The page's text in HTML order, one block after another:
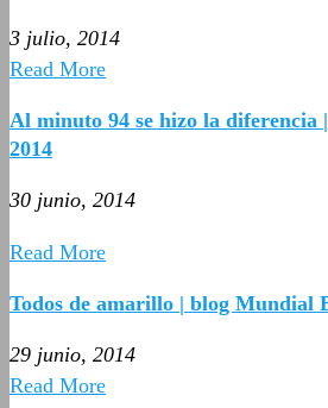
3 julio, 2014
Read More
Al minuto 94 se hizo la
2014
30 junio, 2014
Read More
Todos de amarillo | blog Mundial
29 junio, 2014
Read More